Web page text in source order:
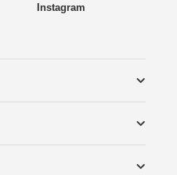
Instagram